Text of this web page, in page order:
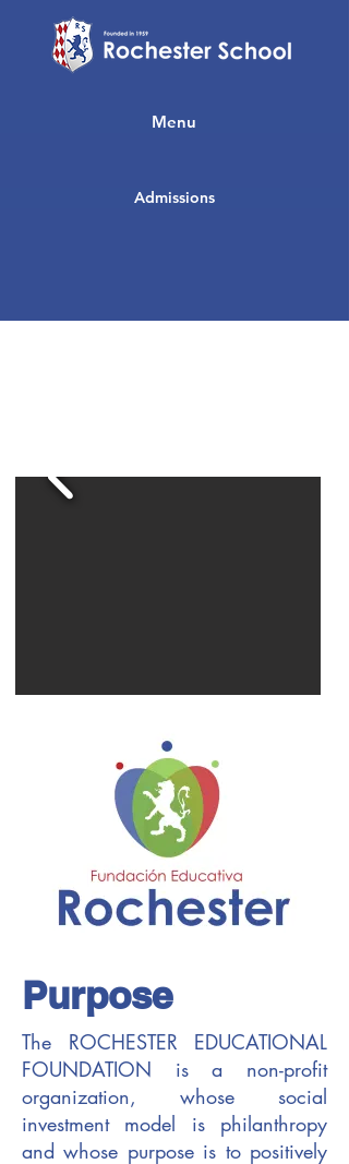
Admissions
Menu
Purpose
The ROCHESTER EDUCATIONAL
FOUNDATION is a non-profit
organization, whose social
investment model is philanthropy
and whose purpose is to positively